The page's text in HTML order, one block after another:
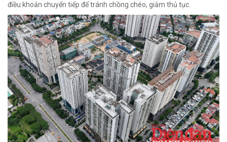
điều khoản chuyển tiếp để tránh chồng chéo, giảm thủ tục.